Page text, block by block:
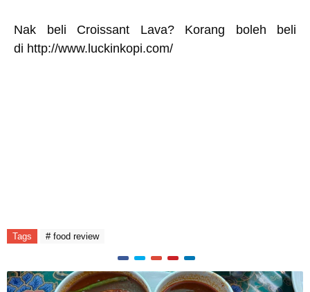
Nak beli Croissant Lava? Korang boleh beli
di http://www.luckinkopi.com/
Tags # food review